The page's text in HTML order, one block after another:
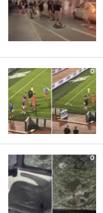
0
0